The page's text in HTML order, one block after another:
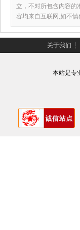
立，不对所包含内容的
容均来自互联网,如不慎
关于我们 ┆
本站是专